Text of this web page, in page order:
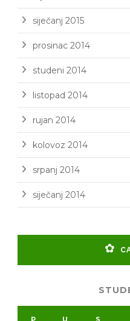
siječanj 2015
prosinac 2014
studeni 2014
listopad 2014
rujan 2014
kolovoz 2014
srpanj 2014
siječanj 2014
P U S